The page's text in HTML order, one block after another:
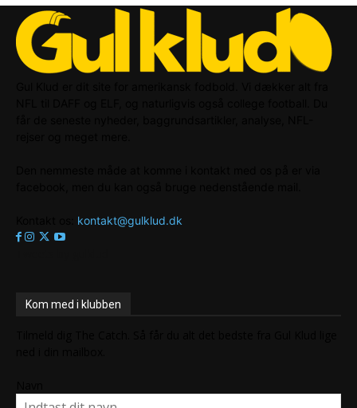
kontakt@gulklud.dk
Kom med i klubben